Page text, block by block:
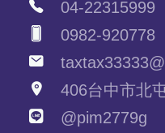
04-22315999
0982-920778
406台中市北
@pim2779g